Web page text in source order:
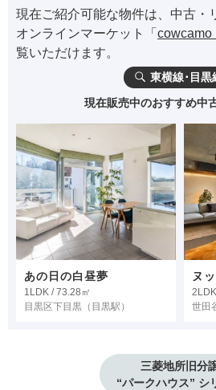
現在ご紹介可能な物件は、中古・
オンラインマーケット「 cowcamo
覧いただけます。
東横線･目黒
現在販売中のおすすめ中
あの日の白昼夢
1LDK / 73.28㎡
目黒区下目黒 （目黒駅）
ヌ
世田
三菱地所旧分
“パークハウス” シ